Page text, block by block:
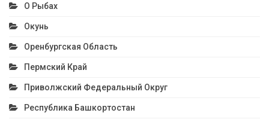
О Рыбах
Окунь
Оренбургская Область
Пермский Край
Приволжский Федеральный Округ
Республика Башкортостан